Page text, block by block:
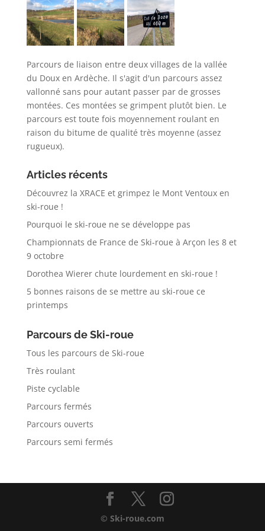
Parcours de liaison entre deux villages de la vallée
du Doux en Ardèche. Il s'agit d'un parcours assez
vallonné sans pour autant passer par de grosses
montées. Ces montées se grimpent plutôt bien. Le
parcours est toute fois moyennement roulant en
raison du bitume de qualité très moyenne (assez
rugueux).
Articles récents
Découvrez la XRACE et grimpez le Mont Ventoux en
ski-roue !
Pourquoi le ski-roue ne se développe pas
Championnats de France de Ski-roue à Arçon les 8 et
9 octobre
Dorothea Wierer chute lourdement en ski-roue !
5 bonnes raisons de se mettre au ski-roue ce
printemps
Parcours de Ski-roue
Tous les parcours de Ski-roue
Très roulant
Piste cyclable
Parcours fermés
Parcours ouverts
Parcours semi fermés
© Ski-roue.com